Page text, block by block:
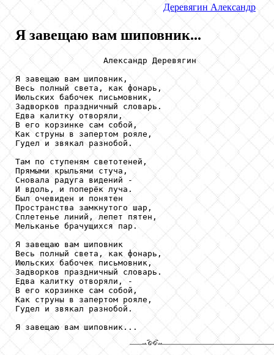
Деревягин Александр
Я завещаю вам шиповник...
                  Александр Деревягин
Я завещаю вам шиповник,
Весь полный света, как фонарь,
Июльских бабочек письмовник,
Задворков праздничный словарь.
Едва калитку отворяли,
В его корзинке сам собой,
Как струны в запертом рояле,
Гудел и звякал разнобой.
Там по ступеням светотеней,
Прямыми крыльями стуча,
Сновала радуга видений -
И вдоль, и поперёк луча.
Был очевиден и понятен
Пространства замкнутого шар,
Сплетенье линий, лепет пятен,
Мельканье брачущихся пар.
Я завещаю вам шиповник
Весь полный света, как фонарь,
Июльских бабочек письмовник,
Задворков праздничный словарь.
Едва калитку отворяли, -
В его корзинке сам собой,
Как струны в запертом рояле,
Гудел и звякал разнобой.
Я завещаю вам шиповник...